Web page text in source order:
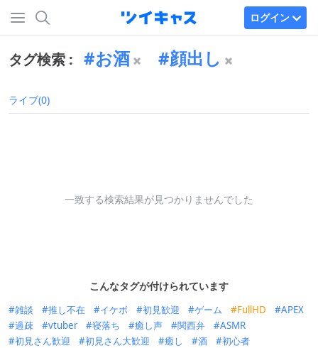
ログイン
タグ検索 : お酒 顔出し
ライブ(0)
一致する検索結果が見つかりませんでした
こんなタグが付けられています
雑談 推し不在 イケボ 初見歓迎 ゲーム FullHD
APEX
過疎
vtuber 寝落ち 癒し声 関西弁
ASMR
初見さん歓迎
初見さん大歓迎 癒し 酒
初心者